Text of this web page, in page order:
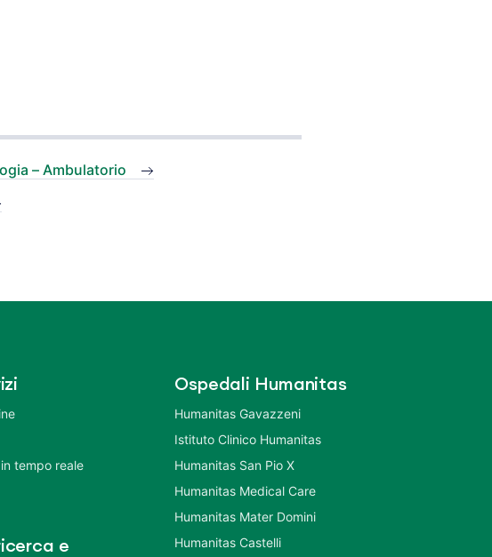
– Ambulatorio
tempo reale
e
Ospedali Humanitas
Humanitas Gavazzeni
Istituto Clinico Humanitas
Humanitas San Pio X
Humanitas Medical Care
Humanitas Mater Domini
Humanitas Castelli